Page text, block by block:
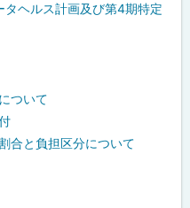
ヘルス計画及び第4期特定
ついて
合と負担区分について